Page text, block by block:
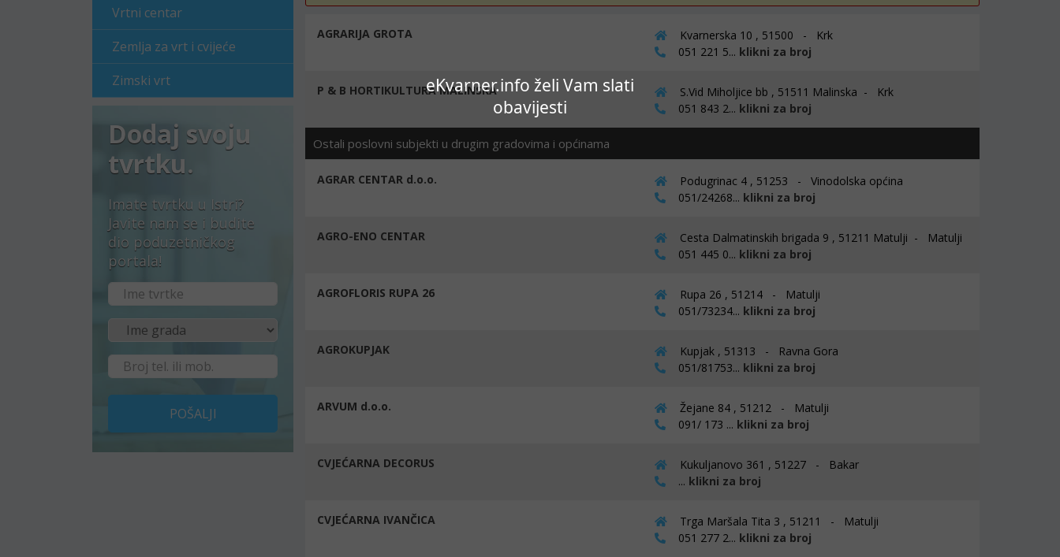
eKvarner.info želi Vam slati
obavijesti
Vrtni centar
Zemlja za vrt i cvijeće
Zimski vrt
Dodaj svoju
tvrtku.
Imate tvrtku u Istri?
Javite nam se i budite
dio poduzetničkog
portala!
POŠALJI
AGRARIJA GROTA
Kvarnerska 10 , 51500 - Krk
051 221 5... klikni za broj
P & B HORTIKULTURA MALINSKA
S.Vid Miholjice bb , 51511 Malinska - Krk
051 843 2... klikni za broj
Ostali poslovni subjekti u drugim gradovima i općinama
AGRAR CENTAR d.o.o.
Podugrinac 4 , 51253 - Vinodolska općina
051/24268... klikni za broj
AGRO-ENO CENTAR
Cesta Dalmatinskih brigada 9 , 51211 Matulji - Matulji
051 445 0... klikni za broj
AGROFLORIS RUPA 26
Rupa 26 , 51214 - Matulji
051/73234... klikni za broj
AGROKUPJAK
Kupjak , 51313 - Ravna Gora
051/81753... klikni za broj
ARVUM d.o.o.
Žejane 84 , 51212 - Matulji
091/ 173 ... klikni za broj
CVJEĆARNA DECORUS
Kukuljanovo 361 , 51227 - Bakar
... klikni za broj
CVJEĆARNA IVANČICA
Trga Maršala Tita 3 , 51211 - Matulji
051 277 2... klikni za broj